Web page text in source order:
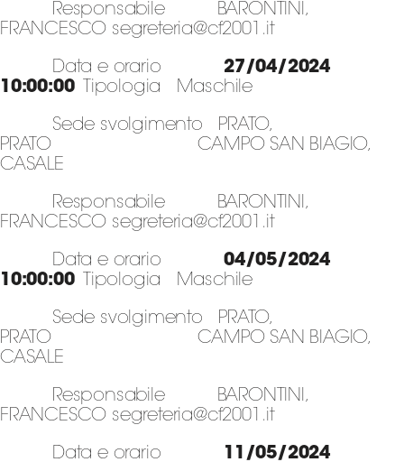
Responsabile BARONTINI,
FRANCESCO segreteria@cf2001.it
Data e orario 27/04/2024
10:00:00Tipologia Maschile
Sede svolgimento PRATO,
PRATO CAMPO SAN BIAGIO,
CASALE
Responsabile BARONTINI,
FRANCESCO segreteria@cf2001.it
Data e orario 04/05/2024
10:00:00Tipologia Maschile
Sede svolgimento PRATO,
PRATO CAMPO SAN BIAGIO,
CASALE
Responsabile BARONTINI,
FRANCESCO segreteria@cf2001.it
Data e orario 11/05/2024